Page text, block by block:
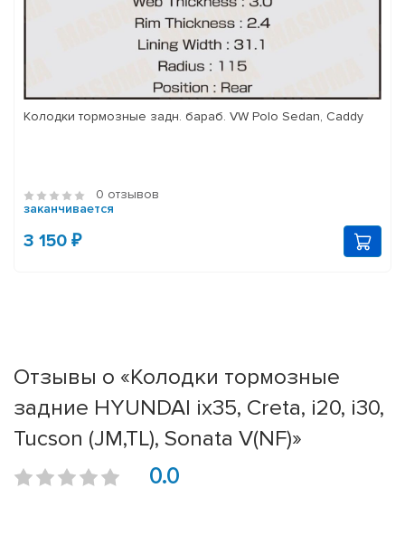
Колодки тормозные задн. бараб. VW Polo Sedan, Caddy
0 отзывов
заканчивается
3 150 ₽
Отзывы о «Колодки тормозные
задние HYUNDAI ix35, Creta, i20, i30,
Tucson (JM,TL), Sonata V(NF)»
0.0